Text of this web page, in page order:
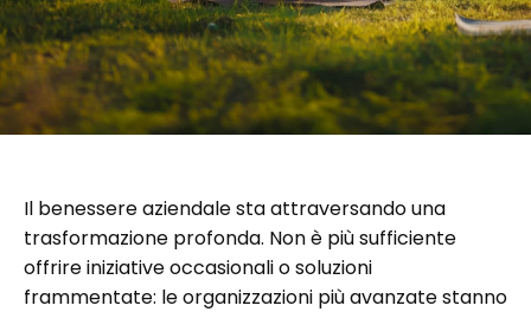
Il benessere aziendale sta attraversando una
trasformazione profonda. Non è più sufficiente
offrire iniziative occasionali o soluzioni
frammentate: le organizzazioni più avanzate stanno